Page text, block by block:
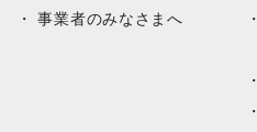
事業者のみなさまへ